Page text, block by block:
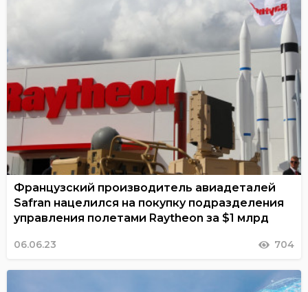
Французский производитель авиадеталей
Safran нацелился на покупку подразделения
управления полетами Raytheon за $1 млрд
06.06.23 704